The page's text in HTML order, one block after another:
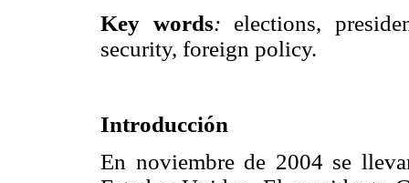
Key words: elections,
security, foreign policy.
Introducción
En noviembre de 2004 se